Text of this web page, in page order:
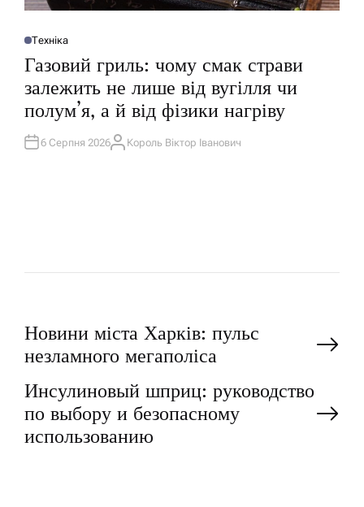
О
Л
І
К
У
А
Т
Техніка
Газовий гриль: чому смак страви
залежить не лише від вугілля чи
полум’я, а й від фізики нагріву
6 Серпня 2026А
Король Віктор Іванович
Н
а
в
Новини міста Харків: пульс
незламного мегаполіса
Инсулиновый шприц: руководство
по выбору и безопасному
использованию